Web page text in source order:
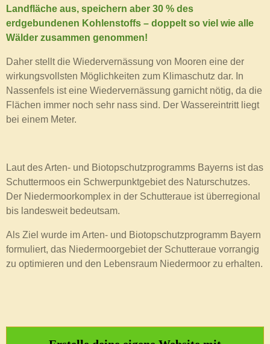
Landfläche aus, speichern aber 30 % des
erdgebundenen Kohlenstoffs – doppelt so viel wie alle
Wälder zusammen genommen!
Daher stellt die Wiedervernässung von Mooren eine der
wirkungsvollsten Möglichkeiten zum Klimaschutz dar. In
Nassenfels ist eine Wiedervernässung garnicht nötig, da die
Flächen immer noch sehr nass sind. Der Wassereintritt liegt
bei einem Meter.
Laut des Arten- und Biotopschutzprogramms Bayerns ist das
Schuttermoos ein Schwerpunktgebiet des Naturschutzes.
Der Niedermoorkomplex in der Schutteraue ist überregional
bis landesweit bedeutsam.
Als Ziel wurde im Arten- und Biotopschutzprogramm Bayern
formuliert, das Niedermoorgebiet der Schutteraue vorrangig
zu optimieren und den Lebensraum Niedermoor zu erhalten.